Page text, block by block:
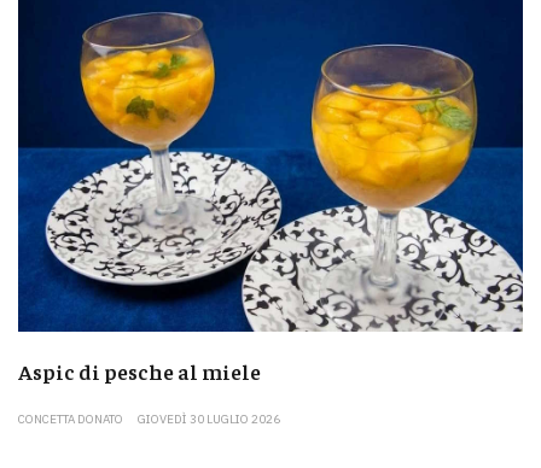
Aspic di pesche al miele
CONCETTA DONATO GIOVEDÌ 30 LUGLIO 2026